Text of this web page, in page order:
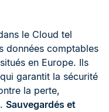
le Cloud tel
données comptables
en Europe. Ils
qui garantit la sécurité
la perte,
Sauvegardés et